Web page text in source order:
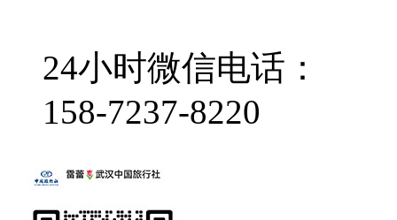
24小时微信电话：
158-7237-8220